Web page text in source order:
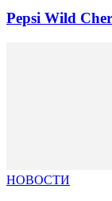
Pepsi Wild
НОВОСТИ